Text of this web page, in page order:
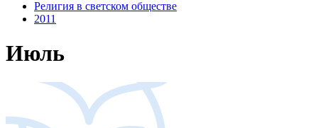
Религия в светском обществе
2011
Июль